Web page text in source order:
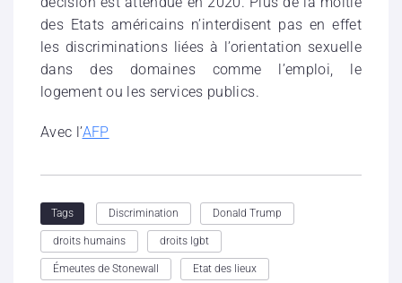
des Etats américains n’interdisent pas en effet
les discriminations liées à l’orientation sexuelle
dans des domaines comme l’emploi, le
logement ou les services publics.
Avec l’AFP
Tags Discrimination Donald Trump
droits humains droits lgbt
Émeutes de Stonewall Etat des lieux